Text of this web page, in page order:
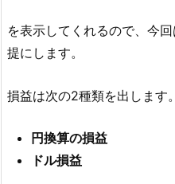
を表示してくれるので、今
提にします。
損益は次の2種類を出します。
円換算の損益
ドル損益